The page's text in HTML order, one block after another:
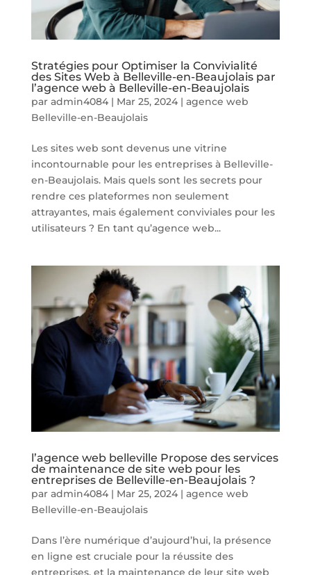
Stratégies pour Optimiser la Convivialité
des Sites Web à Belleville-en-Beaujolais par
l’agence web à Belleville-en-Beaujolais
par admin4084| Mar 25, 2024| agence web
Belleville-en-Beaujolais
Les sites web sont devenus une vitrine
incontournable pour les entreprises à Belleville-
en-Beaujolais. Mais quels sont les secrets pour
rendre ces plateformes non seulement
attrayantes, mais également conviviales pour les
utilisateurs ? En tant qu’agence web...
l’agence web belleville Propose des services
de maintenance de site web pour les
entreprises de Belleville-en-Beaujolais ?
par admin4084| Mar 25, 2024| agence web
Belleville-en-Beaujolais
Dans l’ère numérique d’aujourd’hui, la présence
en ligne est cruciale pour la réussite des
entreprises, et la maintenance de leur site web